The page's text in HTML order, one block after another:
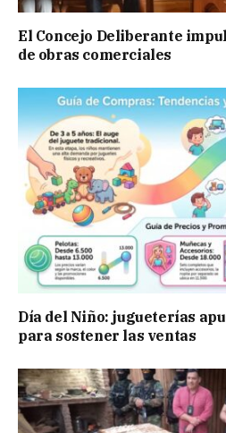
El Concejo Deliberante
de obras comerciales
Día del Niño: jugueterías
para sostener las ventas